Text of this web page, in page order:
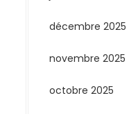
décembre 2025
novembre 2025
octobre 2025